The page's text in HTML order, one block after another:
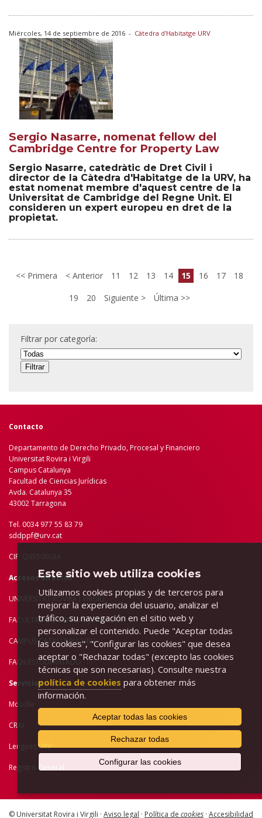
Miércoles, 14 de septiembre de 2016 - Càtedra d'Habitatge URV
Sergio Nasarre, nomenat fellow del
Cambridge Centre for Property Law
Sergio Nasarre, catedràtic de Dret Civil i
director de la Càtedra d'Habitatge de la URV, ha
estat nomenat membre d'aquest centre de la
Universitat de Cambridge del Regne Unit. El
consideren un expert europeu en dret de la
propietat.
Primera Anterior 11 12 13 14 15 16 17
18
19
20 Siguiente Última
Filtrar por categoría:
Contacto
Departamento de Derecho Privado, Procesal y Financiero
Universitat Rovira i Virgili
Campus Catalunya
Facultad de Ciencias Jurídicas
Avda. Catalunya 35
43002 Tarragona
Tel. 0034 977 55 83 79
sddppf@urv.cat
CIF: Q9350003A
Accesos directos
UNIVERSITAT ROVIRA I VIRGILI
FACULTAD DE CIENCIAS JURÍDICAS
CAMPUS CATALUNYA URV
FAQs ESTUDIANTADO
Servicios
Moodle
CRAI
Lenguas URV
Registro General
© Universitat Rovira i Virgili · Aviso legal · Política de cookies · Accesibilidad
Este sitio web utiliza cookies
Utilizamos cookies propias y de terceros para
mejorar la experiencia del usuario, analizar el
tráfico, su navegación en el sitio web y
personalizar el contenido. Puede "Aceptar todas
las cookies", "Configurar las cookies" que desea
aceptar o "Rechazar todas" (excepto las cookies
técnicas que son necesarias). Consulte nuestra
política de cookies para obtener más
información.
Aceptar todas las cookies
Rechazar todas
Configurar las cookies